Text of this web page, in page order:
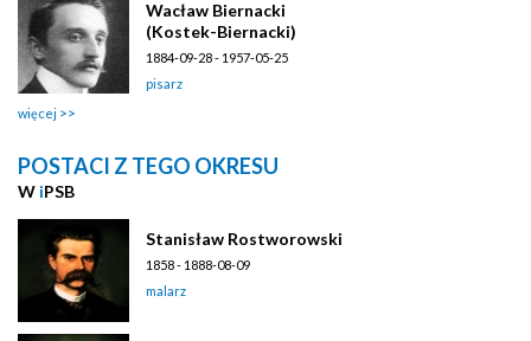
Wacław Biernacki
(Kostek-Biernacki)
1884-09-28 - 1957-05-25
pisarz
więcej
POSTACI Z TEGO OKRESU
W iPSB
Stanisław Rostworowski
1858 - 1888-08-09
malarz